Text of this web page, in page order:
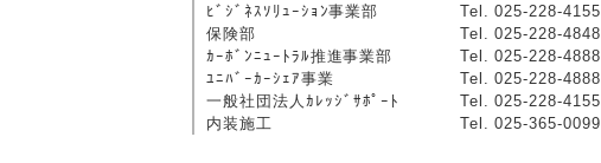
ﾋﾞｼﾞﾈｽｿﾘｭｰｼｮﾝ事業部
Tel. 025-228-4155
保険部
Tel. 025-228-4848
ｶｰﾎﾞﾝﾆｭｰﾄﾗﾙ推進事業部
Tel. 025-228-4888
ﾕﾆﾊﾞｰｶｰｼｪｱ事業
Tel. 025-228-4888
一般社団法人ｶﾚｯｼﾞｻﾎﾟｰﾄ
Tel. 025-228-4155
内装施工
Tel. 025-365-0099